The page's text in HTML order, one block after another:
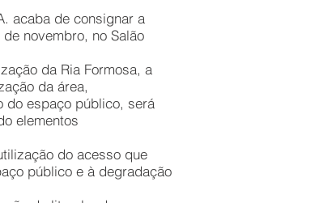
acaba de consignar a
novembro, no Salão
da Ria Formosa, a
da área,
do espaço público, será
elementos
do acesso que
público e à degradação